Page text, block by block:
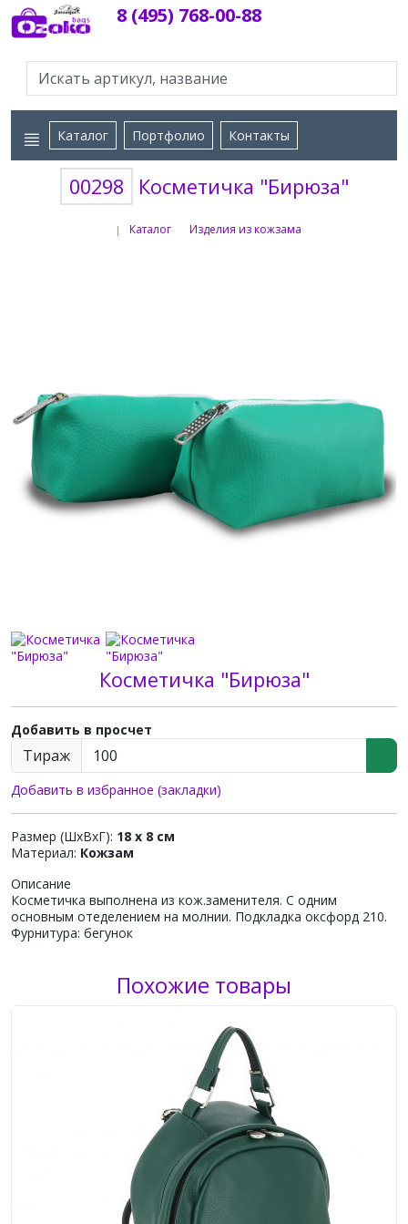
8 (495) 768-00-88
Каталог Портфолио Контакты
00298 Косметичка "Бирюза"
| Каталог Изделия из кожзама
Косметичка "Бирюза"
Добавить в просчет
Тираж
Добавить в избранное (закладки)
Размер (ШхВхГ): 18 x 8 см
Материал: Кожзам
Описание
Косметичка выполнена из кож.заменителя. С одним
основным отеделением на молнии. Подкладка оксфорд 210.
Фурнитура: бегунок
Похожие товары